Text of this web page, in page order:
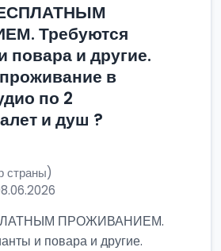
Требуются
и другие.
в
по 2
и душ ?
страны)
ПРОЖИВАНИЕМ.
и повара и другие.